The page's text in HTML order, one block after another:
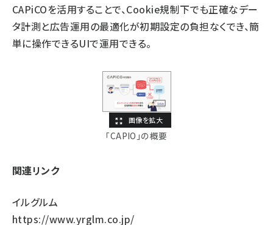
CAPiCOを活用することで、Cookie規制下でも正確なデー
タ計測と広告運用の最適化が初期設定の負担なくでき、簡
単に操作できるUIで運用できる。
「CAPIO」の概要
関連リンク
イルグルム
https://www.yrglm.co.jp/